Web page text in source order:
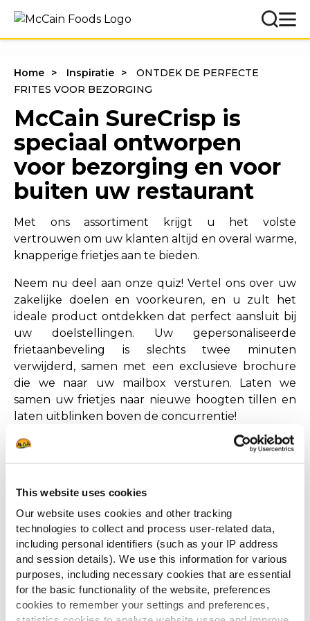
This website uses cookies
Our website uses cookies and other tracking
technologies to collect and process user-related data,
including personal identifiers (such as your IP address
and session details). We use this information for various
purposes, including necessary cookies that are essential
for the basic functionality of the website, preferences
cookies to remember your settings and preferences,
Home Inspiratie
ONTDEK DE PERFECTE
FRITES VOOR BEZORGING
McCain SureCrisp is
speciaal ontworpen
voor bezorging en voor
buiten uw restaurant
Met ons assortiment krijgt u het volste
vertrouwen om uw klanten altijd en overal warme,
knapperige frietjes aan te bieden.
Neem nu deel aan onze quiz! Vertel ons over uw
zakelijke doelen en voorkeuren, en u zult het
ideale product ontdekken dat perfect aansluit bij
uw doelstellingen. Uw gepersonaliseerde
frietaanbeveling is slechts twee minuten
verwijderd, samen met een exclusieve brochure
die we naar uw mailbox versturen. Laten we
samen uw frietjes naar nieuwe hoogten tillen en
laten uitblinken boven de concurrentie!
Anderen bekeken ook
KLAAR VOOR DE VERANDERENDE